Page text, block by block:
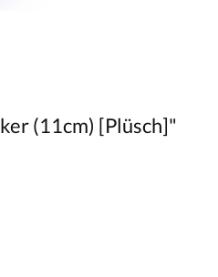
(11cm) [Plüsch]"